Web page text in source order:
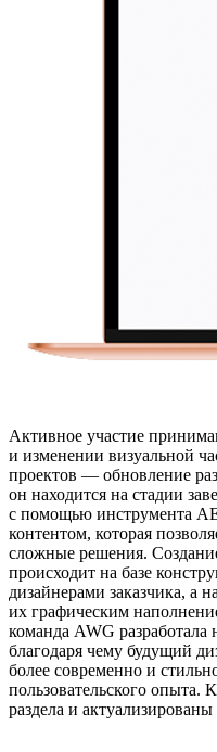
Активное участие
и изменении визуальной
проектов — обновление
он находится на стадии
с помощью инструмента
контентом, которая
сложные решения.
происходит на базе
дизайнерами заказчика, а
их графическим
команда AWG
благодаря чему будущий
более современно и
пользовательского
раздела и